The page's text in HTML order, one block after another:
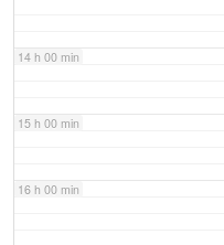
14 h 00 min
15 h 00 min
16 h 00 min